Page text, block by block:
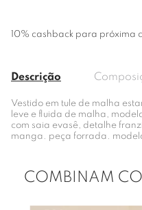
10% cashback para próxima
Descrição
Vestido em tule de malha
leve e fluida de malha,
com saia evasê, detalhe
manga. peça forrada.
COMBINAM